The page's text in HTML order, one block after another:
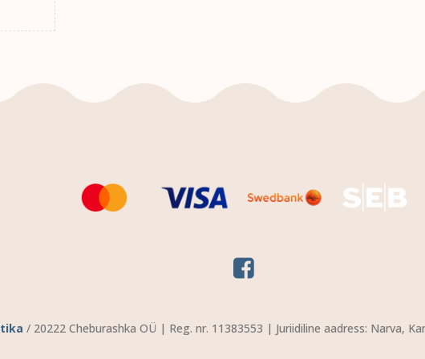
/ 20222 Cheburashka OÜ | Reg. nr. 11383553 | Juriidiline aadress: Narva,